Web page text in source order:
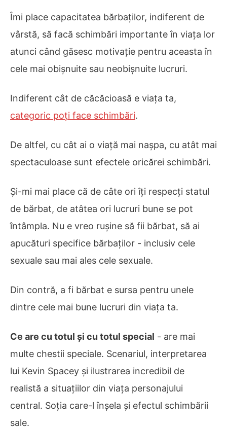
Îmi place capacitatea bărbaților, indiferent de
vârstă, să facă schimbări importante în viața lor
atunci când găsesc motivație pentru aceasta în
cele mai obișnuite sau neobișnuite lucruri.
Indiferent cât de căcăcioasă e viața ta,
categoric poți face schimbări.
De altfel, cu cât ai o viață mai nașpa, cu atât mai
spectaculoase sunt efectele oricărei schimbări.
Și-mi mai place că de câte ori îți respecți statul
de bărbat, de atâtea ori lucruri bune se pot
întâmpla. Nu e vreo rușine să fii bărbat, să ai
apucături specifice bărbaților - inclusiv cele
sexuale sau mai ales cele sexuale.
Din contră, a fi bărbat e sursa pentru unele
dintre cele mai bune lucruri din viața ta.
Ce are cu totul și cu totul special - are mai
multe chestii speciale. Scenariul, interpretarea
lui Kevin Spacey și ilustrarea incredibil de
realistă a situațiilor din viața personajului
central. Soția care-l înșela și efectul schimbării
sale.